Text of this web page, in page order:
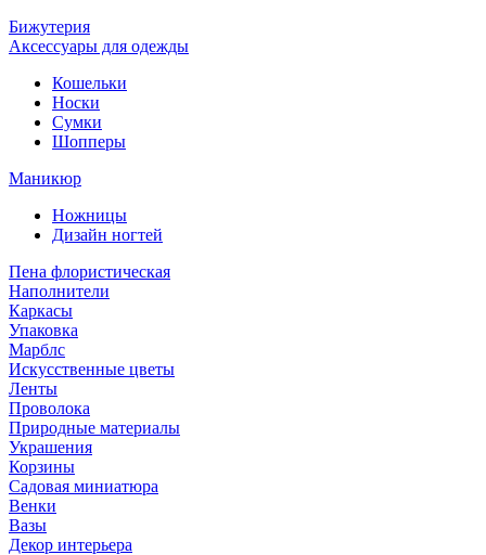
Бижутерия
Аксессуары для одежды
Кошельки
Носки
Сумки
Шопперы
Маникюр
Ножницы
Дизайн ногтей
Пена флористическая
Наполнители
Каркасы
Упаковка
Марблс
Искусственные цветы
Ленты
Проволока
Природные материалы
Украшения
Корзины
Садовая миниатюра
Венки
Вазы
Декор интерьера